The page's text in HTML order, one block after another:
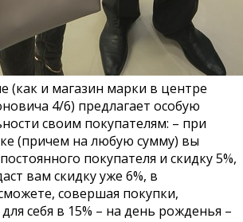
(как и магазин марки в центре
4/6) предлагает особую
своим покупателям: – при
(причем на любую сумму) вы
покупателя и скидку 5%,
вам скидку уже 6%, в
совершая покупки,
себя в 15% – на день рожденья –